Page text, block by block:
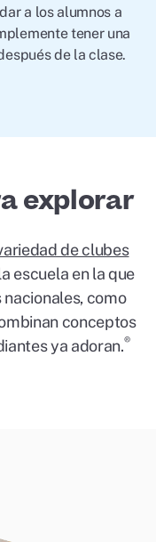
a los alumnos a
tener una
de la clase.
explorar
de clubes
escuela en la que
como
conceptos
ya adoran.®